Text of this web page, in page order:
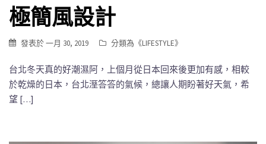
極簡風設計
發表於一月 30, 2019 分類為《LIFESTYLE》
台北冬天真的好潮濕阿，上個月從日本回來後更加有感，相較
於乾燥的日本，台北溼答答的氣候，總讓人期盼著好天氣，希
望 […]